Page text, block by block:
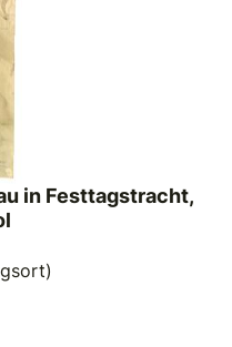
in Festtagstracht,